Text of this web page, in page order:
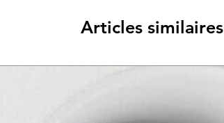
Articles similaires